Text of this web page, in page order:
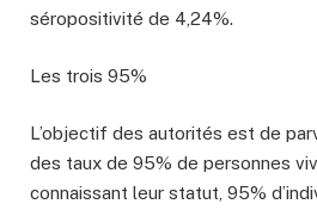
séropositivité de 4,24%.
Les trois 95%
L’objectif des autorités est de
des taux de 95% de personnes
connaissant leur statut, 95%